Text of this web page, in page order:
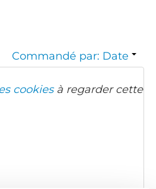
Commandé par: Date
cookiesà regarder cette